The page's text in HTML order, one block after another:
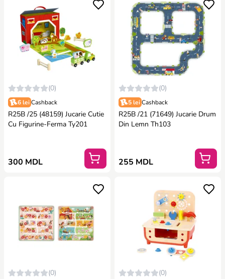
(0)
6 lei Cashback
R25B /25 (48159) Jucarie Cutie
Cu Figurine-Ferma Ty201
300 MDL
(0)
5 lei Cashback
R25B /21 (71649) Jucarie Drum
Din Lemn Th103
255 MDL
(0) (0)